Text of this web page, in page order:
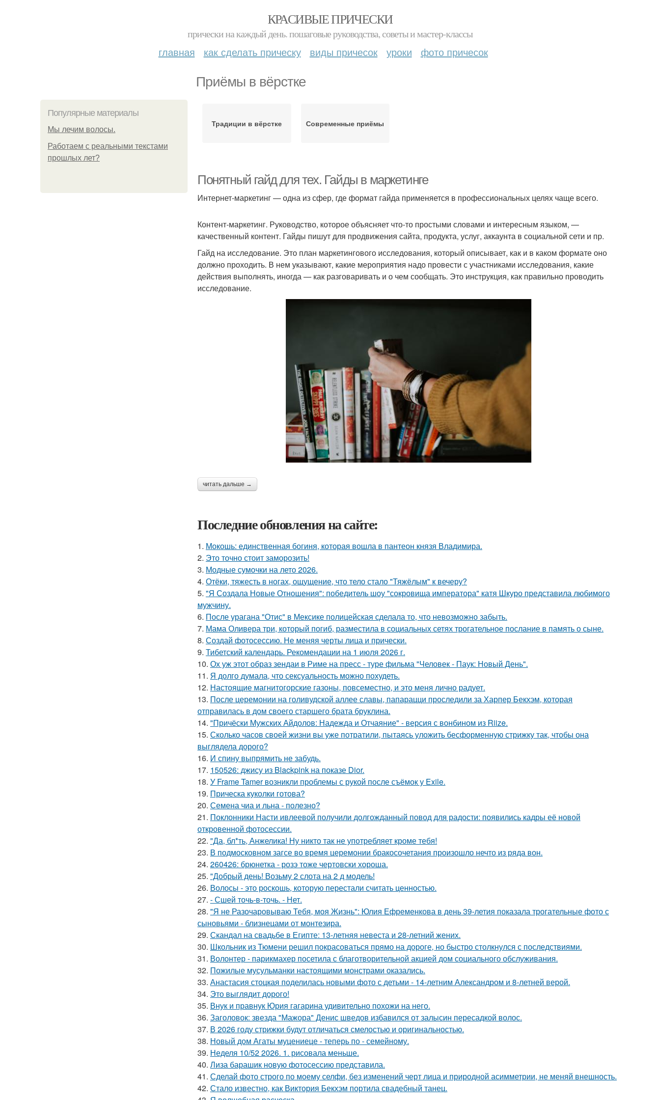
КРАСИВЫЕ ПРИЧЕСКИ
прически на каждый день. пошаговые руководства, советы и мастер-классы
главная как сделать прическу виды причесок уроки фото причесок
Приёмы в вёрстке
Популярные материалы
Мы лечим волосы.
Работаем с реальными текстами
прошлых лет?
Традиции в вёрстке Современные приёмы
Понятный гайд для тех. Гайды в маркетинге
Интернет-маркетинг — одна из сфер, где формат гайда применяется в профессиональных целях чаще всего.
Контент-маркетинг. Руководство, которое объясняет что-то простыми словами и интересным языком, —
качественный контент. Гайды пишут для продвижения сайта, продукта, услуг, аккаунта в социальной сети и пр.
Гайд на исследование. Это план маркетингового исследования, который описывает, как и в каком формате оно
должно проходить. В нем указывают, какие мероприятия надо провести с участниками исследования, какие
действия выполнять, иногда — как разговаривать и о чем сообщать. Это инструкция, как правильно проводить
исследование.
читать дальше →
Последние обновления на сайте:
1. Мокошь: единственная богиня, которая вошла в пантеон князя Владимира.
2. Это точно стоит заморозить!
3. Модные сумочки на лето 2026.
4. Отёки, тяжесть в ногах, ощущение, что тело стало "Тяжёлым" к вечеру?
5. "Я Создала Новые Отношения": победитель шоу "сокровища императора" катя Шкуро представила любимого
мужчину.
6. После урагана "Отис" в Мексике полицейская сделала то, что невозможно забыть.
7. Мама Оливера три, который погиб, разместила в социальных сетях трогательное послание в память о сыне.
8. Создай фотосессию. Не меняя черты лица и прически.
9. Тибетский календарь. Рекомендации на 1 июля 2026 г.
10. Ох уж этот образ зендаи в Риме на пресс - туре фильма "Человек - Паук: Новый День".
11. Я долго думала, что сексуальность можно похудеть.
12. Настоящие магнитогорские газоны, повсеместно, и это меня лично радует.
13. После церемонии на голивудской аллее славы, папарацци проследили за Харпер Бекхэм, которая
отправилась в дом своего старшего брата бруклина.
14. "Причёски Мужских Айдолов: Надежда и Отчаяние" - версия с вонбином из Riize.
15. Сколько часов своей жизни вы уже потратили, пытаясь уложить бесформенную стрижку так, чтобы она
выглядела дорого?
16. И спину выпрямить не забудь.
17. 150526: джису из Blackpink на показе Dior.
18. У Frame Tamer возникли проблемы с рукой после съёмок у Exile.
19. Прическа куколки готова?
20. Семена чиа и льна - полезно?
21. Поклонники Насти ивлеевой получили долгожданный повод для радости: появились кадры её новой
откровенной фотосессии.
22. "Да, бл*ть, Анжелика! Ну никто так не употребляет кроме тебя!
23. В подмосковном загсе во время церемонии бракосочетания произошло нечто из ряда вон.
24. 260426: брюнетка - розэ тоже чертовски хороша.
25. "Добрый день! Возьму 2 слота на 2 д модель!
26. Волосы - это роскошь, которую перестали считать ценностью.
27. - Сшей точь-в-точь. - Нет.
28. "Я не Разочаровываю Тебя, моя Жизнь": Юлия Ефременкова в день 39-летия показала трогательные фото с
сыновьями - близнецами от монтезира.
29. Скандал на свадьбе в Египте: 13-летняя невеста и 28-летний жених.
30. Школьник из Тюмени решил покрасоваться прямо на дороге, но быстро столкнулся с последствиями.
31. Волонтер - парикмахер посетила с благотворительной акцией дом социального обслуживания.
32. Пожилые мусульманки настоящими монстрами оказались.
33. Анастасия стоцкая поделилась новыми фото с детьми - 14-летним Александром и 8-летней верой.
34. Это выглядит дорого!
35. Внук и правнук Юрия гагарина удивительно похожи на него.
36. Заголовок: звезда "Мажора" Денис шведов избавился от залысин пересадкой волос.
37. В 2026 году стрижки будут отличаться смелостью и оригинальностью.
38. Новый дом Агаты муцениеце - теперь по - семейному.
39. Неделя 10/52 2026. 1. рисовала меньше.
40. Лиза барашик новую фотосессию представила.
41. Сделай фото строго по моему селфи, без изменений черт лица и природной асимметрии, не меняй внешность.
42. Стало известно, как Виктория Бекхэм портила свадебный танец.